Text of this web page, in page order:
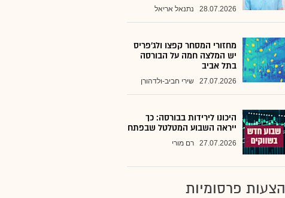
28.07.2026 נתנאל אריאל
מחזורי המסחר קפצו ולג'פריס
יש המלצה חמה על הבורסה
בתל אביב
27.07.2026 שירי חביב-ולדהורן
היכונו לירידות בבורסה: כך
ייראה השבוע המטלטל שבפתח
27.07.2026 רם מורי
הצעות פרסומיות